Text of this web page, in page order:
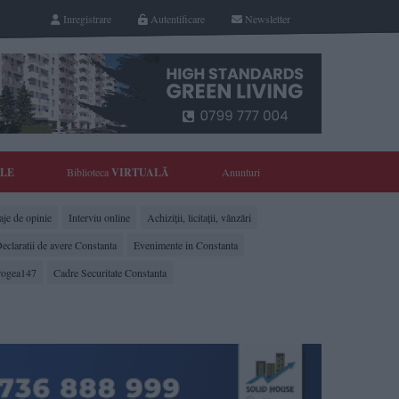
Newsletter
Autentificare
Inregistrare
BibliotecaVIRTUALĂ Anunturi
de opinie Interviu online
Achiziții, licitații, vânzări
de avere Constanta
Evenimente in Constanta
Cadre Securitate Constanta